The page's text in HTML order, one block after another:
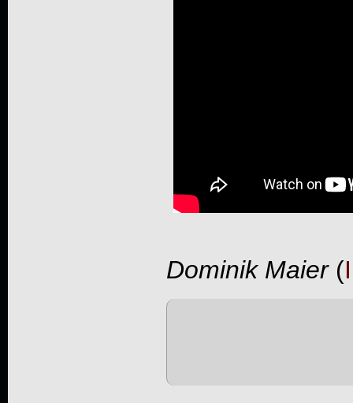
Dominik Maier(